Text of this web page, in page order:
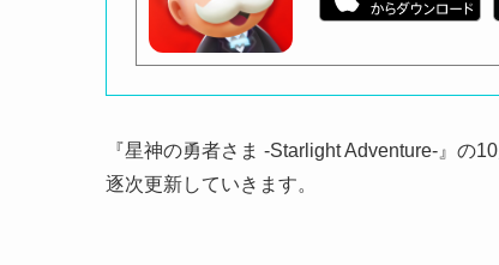
『星神の勇者さま -Starlight Adventure-』の
逐次更新していきます。